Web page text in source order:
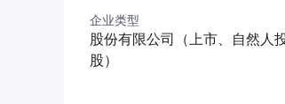
企业类型
股份有限公司（上市、自然人
股）